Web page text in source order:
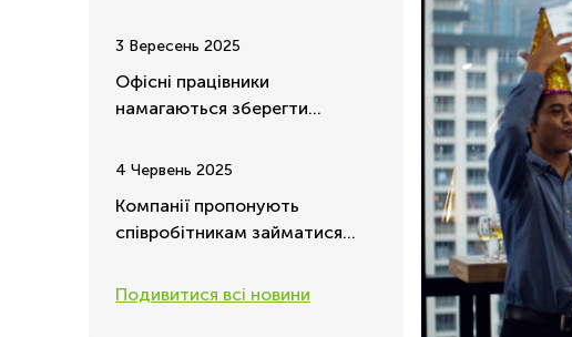
підтримці України
3 Вересень 2025
Офісні працівники
намагаються зберегти
роботи - Літнє оновлення
4 Червень 2025
Компанії пропонують
співробітникам займатися
Подивитися всі новини